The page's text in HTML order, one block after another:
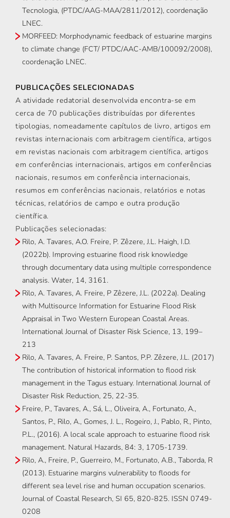
Tecnologia, (PTDC/AAG-MAA/2811/2012), coordenação
LNEC.
MORFEED: Morphodynamic feedback of estuarine margins
to climate change (FCT/ PTDC/AAC-AMB/100092/2008),
coordenação LNEC.
PUBLICAÇÕES SELECIONADAS
A atividade redatorial desenvolvida encontra-se em
cerca de 70 publicações distribuídas por diferentes
tipologias, nomeadamente capítulos de livro, artigos em
revistas internacionais com arbitragem científica, artigos
em revistas nacionais com arbitragem científica, artigos
em conferências internacionais, artigos em conferências
nacionais, resumos em conferência internacionais,
resumos em conferências nacionais, relatórios e notas
técnicas, relatórios de campo e outra produção
científica.
Publicações selecionadas:
Rilo, A. Tavares, A.O. Freire, P. Zêzere, J.L. Haigh, I.D.
(2022b). Improving estuarine flood risk knowledge
through documentary data using multiple correspondence
analysis. Water, 14, 3161.
Rilo, A. Tavares, A. Freire, P Zêzere, J.L. (2022a). Dealing
with Multisource Information for Estuarine Flood Risk
Appraisal in Two Western European Coastal Areas.
International Journal of Disaster Risk Science, 13, 199–
213
Rilo, A. Tavares, A. Freire, P. Santos, P.P. Zêzere, J.L. (2017)
The contribution of historical information to flood risk
management in the Tagus estuary. International Journal of
Disaster Risk Reduction, 25, 22-35.
Freire, P., Tavares, A., Sá, L., Oliveira, A., Fortunato, A.,
Santos, P., Rilo, A., Gomes, J. L., Rogeiro, J., Pablo, R., Pinto,
P.L., (2016). A local scale approach to estuarine flood risk
management. Natural Hazards, 84: 3, 1705-1739.
Rilo, A., Freire, P., Guerreiro, M., Fortunato, A.B., Taborda, R
(2013). Estuarine margins vulnerability to floods for
different sea level rise and human occupation scenarios.
Journal of Coastal Research, SI 65, 820-825. ISSN 0749-
0208